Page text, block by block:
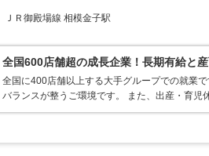
ＪＲ御殿場線 相模金子駅
全国600店舗超の成長企業！長期有給と
全国に400店舗以上する大手グループでの就業
バランスが整うご環境です。 また、出産・育